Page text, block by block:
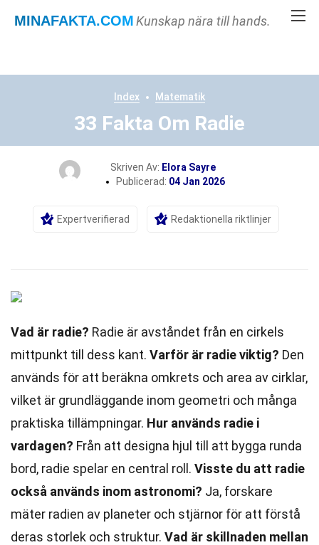
MINAFAKTA.COMKunskap nära till hands.
Index Matematik
33 Fakta Om Radie
Skriven Av: Elora Sayre
Publicerad: 04 Jan 2026
Expertverifierad Redaktionella riktlinjer
Vad är radie? Radie är avståndet från en cirkels
mittpunkt till dess kant. Varför är radie viktig? Den
används för att beräkna omkrets och area av cirklar,
vilket är grundläggande inom geometri och många
praktiska tillämpningar. Hur används radie i
vardagen? Från att designa hjul till att bygga runda
bord, radie spelar en central roll. Visste du att radie
också används inom astronomi? Ja, forskare
mäter radien av planeter och stjärnor för att förstå
deras storlek och struktur. Vad är skillnaden mellan